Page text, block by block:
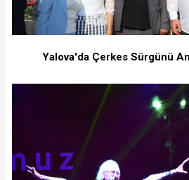
Yalova'da Çerkes Sürgünü